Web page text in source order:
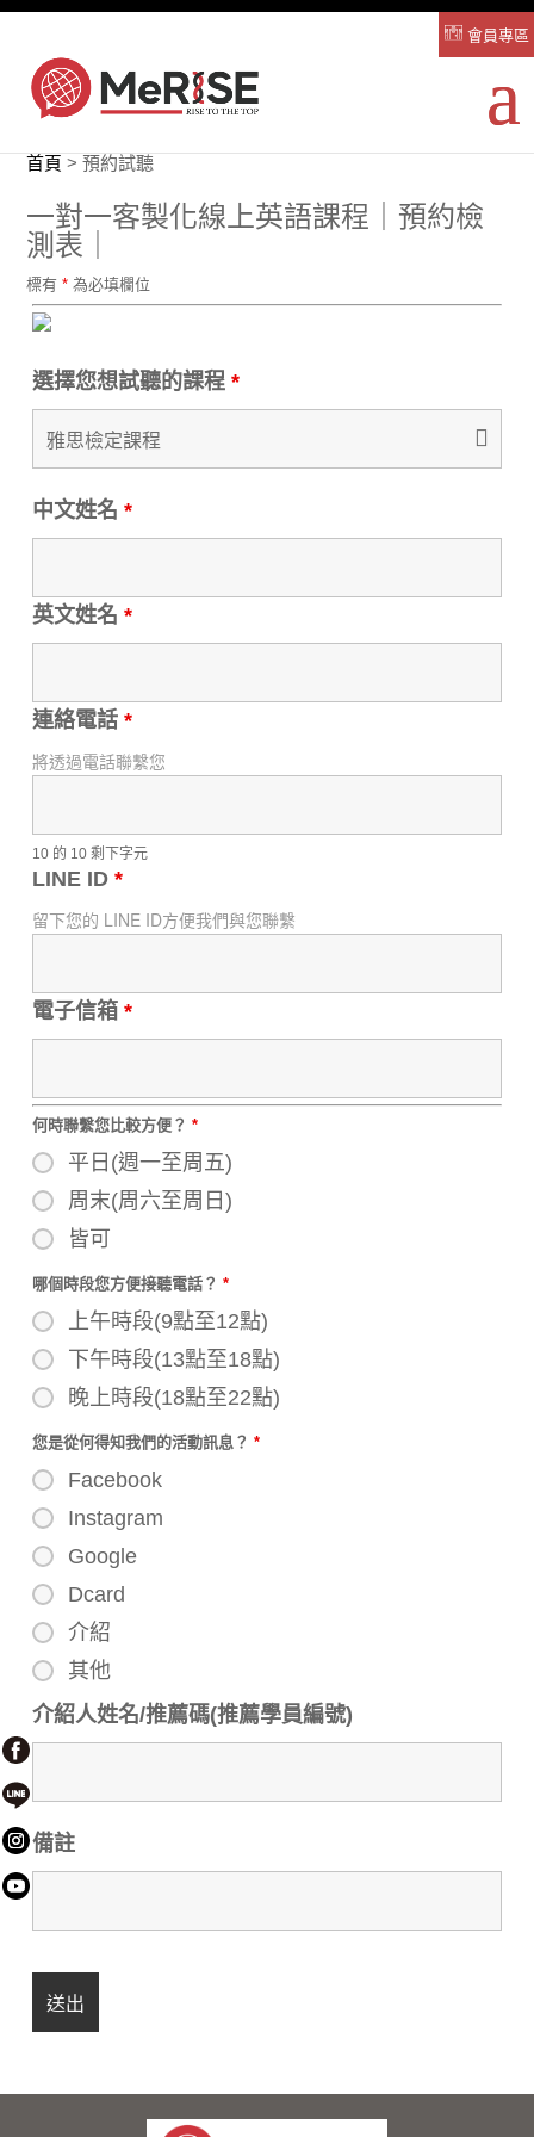
會員專區
首頁 >預約試聽
一對一客製化線上英語課程｜預約檢
測表｜
標有* 為必填欄位
選擇您想試聽的課程*
中文姓名*
英文姓名*
連絡電話*
將透過電話聯繫您
10 的 10 剩下字元
LINE ID*
留下您的 LINE ID方便我們與您聯繫
電子信箱*
何時聯繫您比較方便？*
平日(週一至周五)
周末(周六至周日)
皆可
哪個時段您方便接聽電話？*
上午時段(9點至12點)
下午時段(13點至18點)
晚上時段(18點至22點)
您是從何得知我們的活動訊息？*
Facebook
Instagram
Google
Dcard
介紹
其他
介紹人姓名/推薦碼(推薦學員編號)
備註